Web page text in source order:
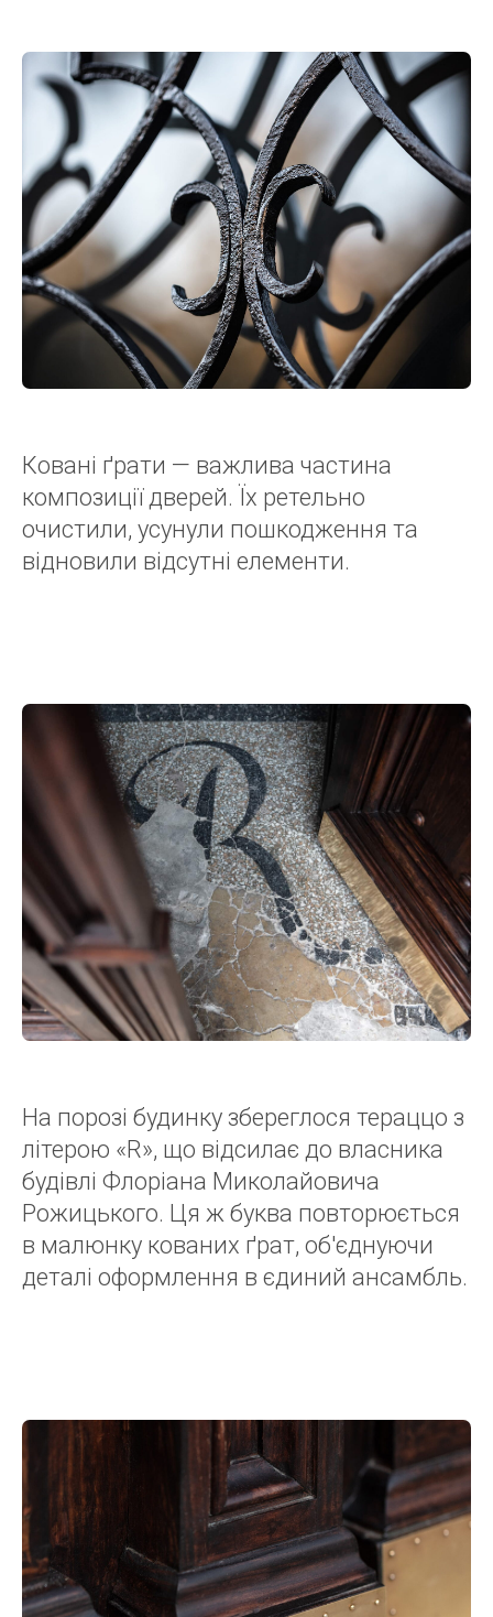
Ковані ґрати — важлива частина
композиції дверей. Їх ретельно
очистили, усунули пошкодження та
відновили відсутні елементи.
На порозі будинку збереглося тераццо з
літерою «R», що відсилає до власника
будівлі Флоріана Миколайовича
Рожицького. Ця ж буква повторюється
в малюнку кованих ґрат, об'єднуючи
деталі оформлення в єдиний ансамбль.